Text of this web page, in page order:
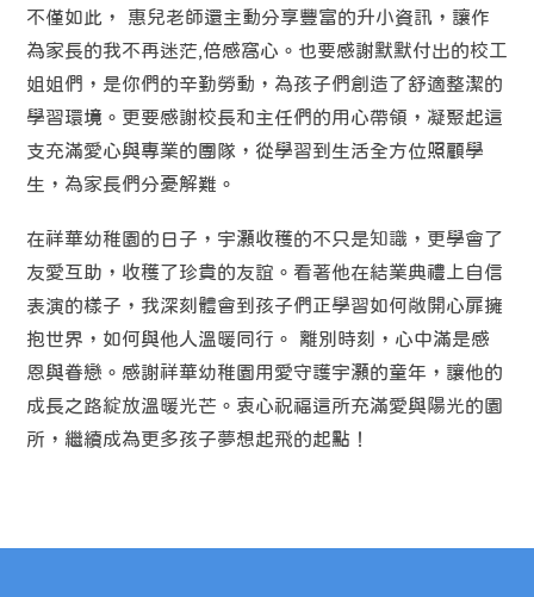
不僅如此， 惠兒老師還主動分享豐富的升小資訊，讓作
為家長的我不再迷茫,倍感窩心。也要感謝默默付出的校工
姐姐們，是你們的辛勤勞動，為孩子們創造了舒適整潔的
學習環境。更要感謝校長和主任們的用心帶領，凝聚起這
支充滿愛心與專業的團隊，從學習到生活全方位照顧學
生，為家長們分憂解難。
在祥華幼稚園的日子，宇灝收穫的不只是知識，更學會了
友愛互助，收穫了珍貴的友誼。看著他在結業典禮上自信
表演的樣子，我深刻體會到孩子們正學習如何敞開心扉擁
抱世界，如何與他人溫暖同行。 離別時刻，心中滿是感
恩與眷戀。感謝祥華幼稚園用愛守護宇灝的童年，讓他的
成長之路綻放溫暖光芒。衷心祝福這所充滿愛與陽光的園
所，繼續成為更多孩子夢想起飛的起點！